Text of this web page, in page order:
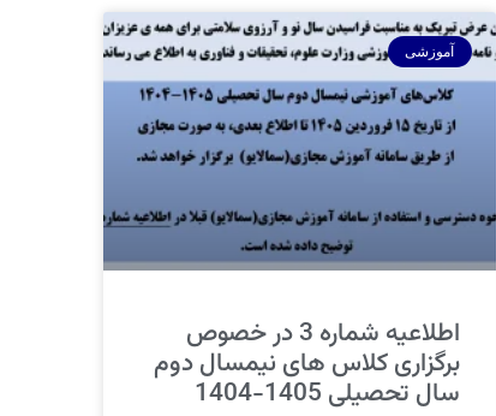
آموزشی
اطلاعیه شماره 3 در خصوص
برگزاری کلاس های نیمسال دوم
سال تحصیلی 1405-1404